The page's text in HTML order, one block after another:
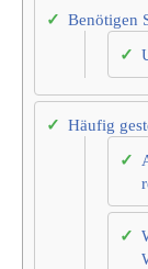
Benötigen
Häufig